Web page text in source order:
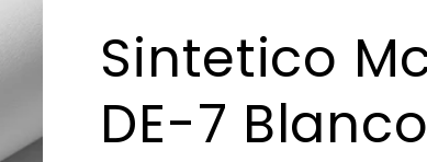
Sintetico
DE-7 Blanco